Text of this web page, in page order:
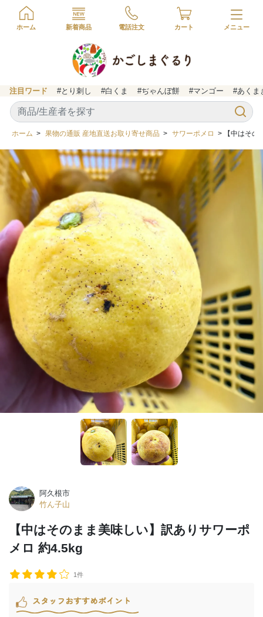
ホーム 新着商品 電話注文 カート
注目ワード #とり刺し #白くま #ぢゃんぼ餅 #マンゴー #あくま
ホーム > 果物の通販 産地直送お取り寄せ商品 > サワーポメロ > 【中はその
阿久根市
竹ん子山
【中はそのまま美味しい】訳ありサワーポ
メロ 約4.5kg
1件
スタッフおすすめポイント